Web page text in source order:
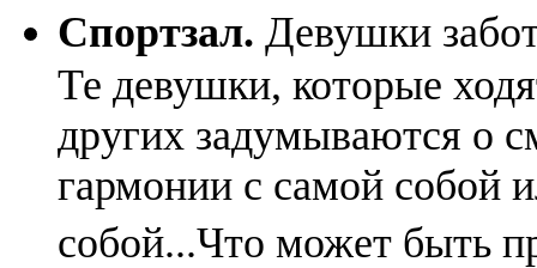
Спортзал. Девушки
Те девушки, которые
других задумываются о
гармонии с самой собой
собой...Что может быть